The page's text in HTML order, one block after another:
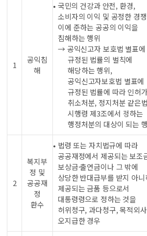
1
공익침
해
• 국민의 건강과 안전, 환경,
소비자의 이익 및 공정한 경쟁
이에 준하는 공공의 이익을
침해하는 행위
→ 공익신고자 보호법 별표에
규정된 법률의 벌칙에
해당하는 행위,
공익신고자보호법 별표에
규정된 법률에 따라 인허
취소처분, 정지처분 같은법
시행령 제3조에서 정하는
행정처분의 대상이 되는
2
복지부
정 및
공공재
정
환수
• 법령 또는 자치법규에 따라
공공재정에서 제공되는 보조
보상금·출연금이나 그 밖에
상당한 반대급부를 받지 아니
제공되는 금품 등으로서
대통령령으로 정하는 것을
허위청구, 과다청구, 목적외
오지급한 경우